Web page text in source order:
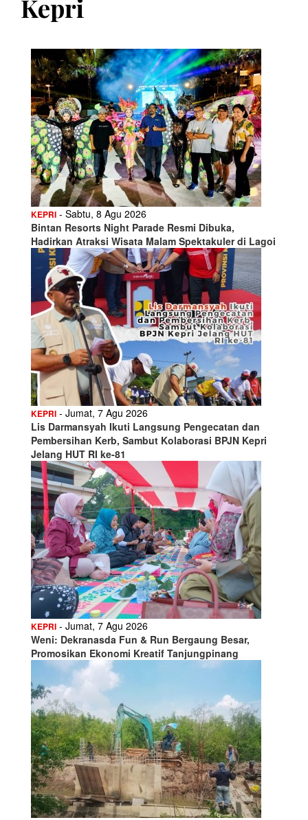
Kepri
KEPRI - Sabtu, 8 Agu 2026
Bintan Resorts Night Parade Resmi Dibuka,
Hadirkan Atraksi Wisata Malam Spektakuler di Lagoi
KEPRI - Jumat, 7 Agu 2026
Lis Darmansyah Ikuti Langsung Pengecatan dan
Pembersihan Kerb, Sambut Kolaborasi BPJN Kepri
Jelang HUT RI ke-81
KEPRI - Jumat, 7 Agu 2026
Weni: Dekranasda Fun & Run Bergaung Besar,
Promosikan Ekonomi Kreatif Tanjungpinang